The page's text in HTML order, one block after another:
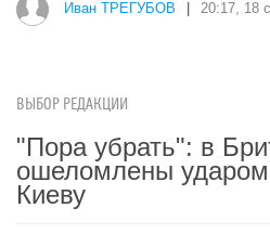
Иван ТРЕГУБОВ 20:17, 18
ВЫБОР РЕДАКЦИИ
"Пора убрать": в
ошеломлены
Киеву